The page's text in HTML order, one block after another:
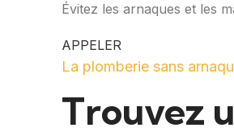
Évitez les arnaques et les
APPELER
La plomberie sans
Trouvez